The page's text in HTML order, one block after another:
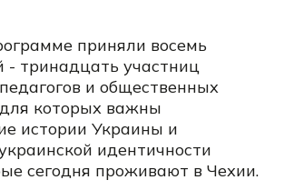
приняли восемь
- тринадцать участниц
и общественных
которых важны
истории Украины и
идентичности
сегодня проживают в Чехии.